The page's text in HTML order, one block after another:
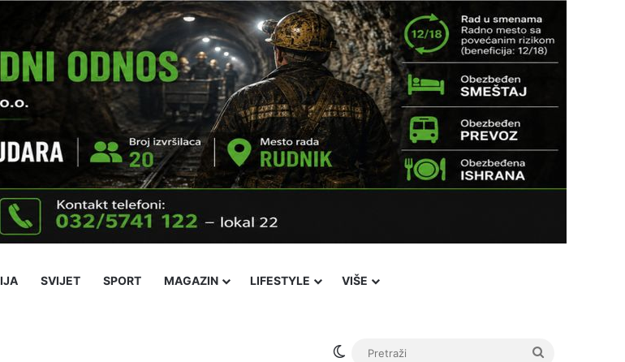
SVIJET SPORT MAGAZIN LIFESTYLE VIŠE
Switch skin